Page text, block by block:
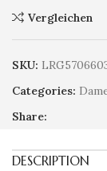
Vergleichen
SKU:
Categories:
Share:
DESCRIPTION